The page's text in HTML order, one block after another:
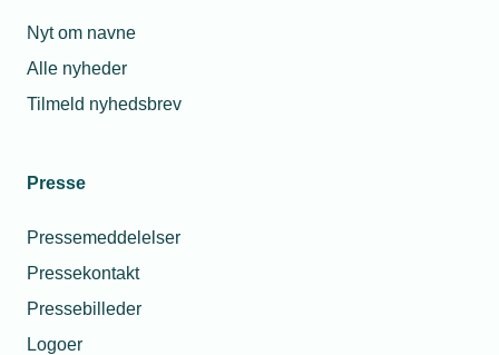
Nyt om navne
Alle nyheder
Tilmeld nyhedsbrev
Presse
Pressemeddelelser
Pressekontakt
Pressebilleder
Logoer